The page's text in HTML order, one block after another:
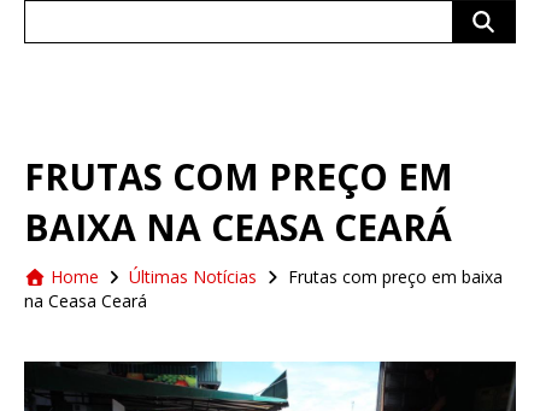
FRUTAS COM PREÇO EM
BAIXA NA CEASA CEARÁ
Home Últimas Notícias
Frutas com preço em baixa
na Ceasa Ceará